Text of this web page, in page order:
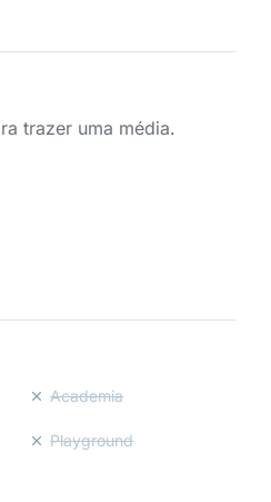
trazer uma média.
Academia
Playground